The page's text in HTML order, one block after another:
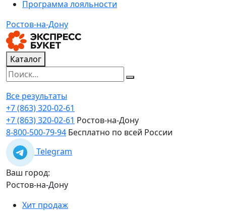
Программа лояльности
Ростов-на-Дону
Каталог
Все результаты
+7 (863) 320-02-61
+7 (863) 320-02-61 Ростов-на-Дону
8-800-500-79-94 Бесплатно по всей России
Telegram
Ваш город:
Ростов-на-Дону
Хит продаж